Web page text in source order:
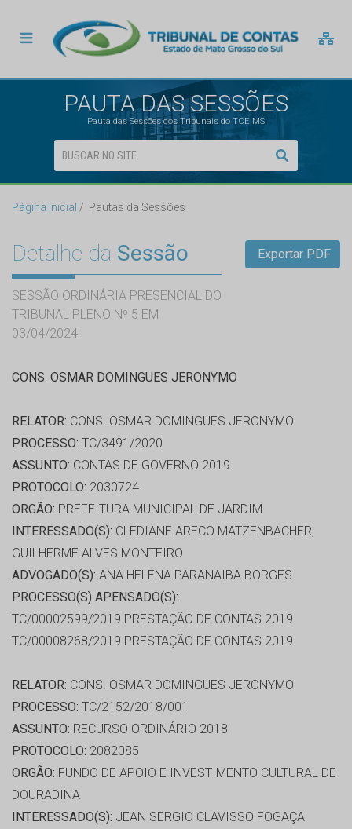
PAUTA DAS SESSÕES
Pauta das Sessões dos Tribunais do TCE MS
Página Inicial Pautas da Sessões
Detalhe da Sessão
SESSÃO ORDINÁRIA PRESENCIAL DO
TRIBUNAL PLENO Nº 5 EM
03/04/2024
Exportar PDF
CONS. OSMAR DOMINGUES JERONYMO
RELATOR: CONS. OSMAR DOMINGUES JERONYMO
PROCESSO: TC/3491/2020
ASSUNTO: CONTAS DE GOVERNO 2019
PROTOCOLO: 2030724
ORGÃO: PREFEITURA MUNICIPAL DE JARDIM
INTERESSADO(S): CLEDIANE ARECO MATZENBACHER,
GUILHERME ALVES MONTEIRO
ADVOGADO(S): ANA HELENA PARANAIBA BORGES
PROCESSO(S) APENSADO(S):
TC/00002599/2019 PRESTAÇÃO DE CONTAS 2019
TC/00008268/2019 PRESTAÇÃO DE CONTAS 2019
RELATOR: CONS. OSMAR DOMINGUES JERONYMO
PROCESSO: TC/2152/2018/001
ASSUNTO: RECURSO ORDINÁRIO 2018
PROTOCOLO: 2082085
ORGÃO: FUNDO DE APOIO E INVESTIMENTO CULTURAL DE
DOURADINA
INTERESSADO(S): JEAN SERGIO CLAVISSO FOGAÇA